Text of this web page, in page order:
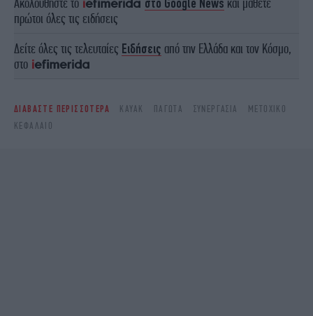
πρώτοι όλες τις ειδήσεις
Δείτε όλες τις τελευταίες Ειδήσεις από την Ελλάδα και τον Κόσμο,
στο
ΔΙΑΒΑΣΤΕ ΠΕΡΙΣΣΟΤΕΡΑ KAYAK ΠΑΓΩΤΆ ΣΥΝΕΡΓΑΣΊΑ
ΜΕΤΟΧΙΚΌ
ΚΕΦΆΛΑΙΟ